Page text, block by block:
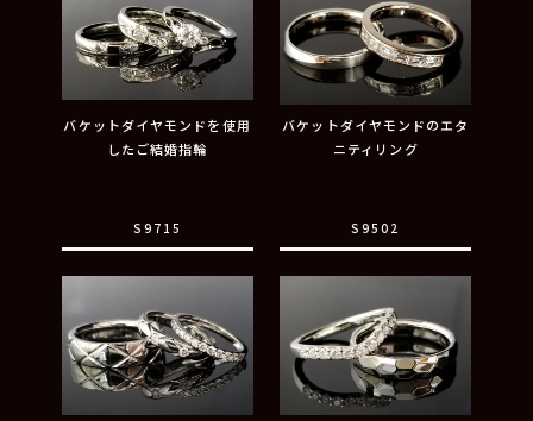
バケットダイヤモンドを使用
したご結婚指輪
S9715
バケットダイヤモンドのエタ
ニティリング
S9502